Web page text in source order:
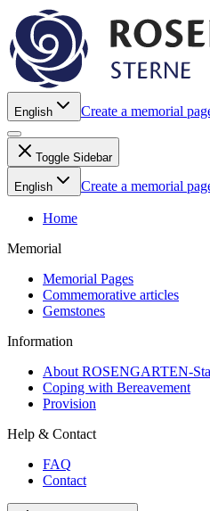
English Create a memorial
Toggle Sidebar
English Create a memorial
Home
Memorial
Memorial Pages
Commemorative articles
Gemstones
Information
About ROSENGARTEN-
Coping with Bereavement
Provision
Help & Contact
FAQ
Contact